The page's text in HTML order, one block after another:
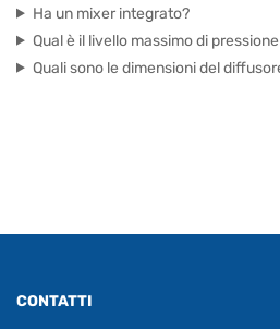
Ha un mixer integrato?
Qual è il livello massimo di
Quali sono le dimensioni del
CONTATTI